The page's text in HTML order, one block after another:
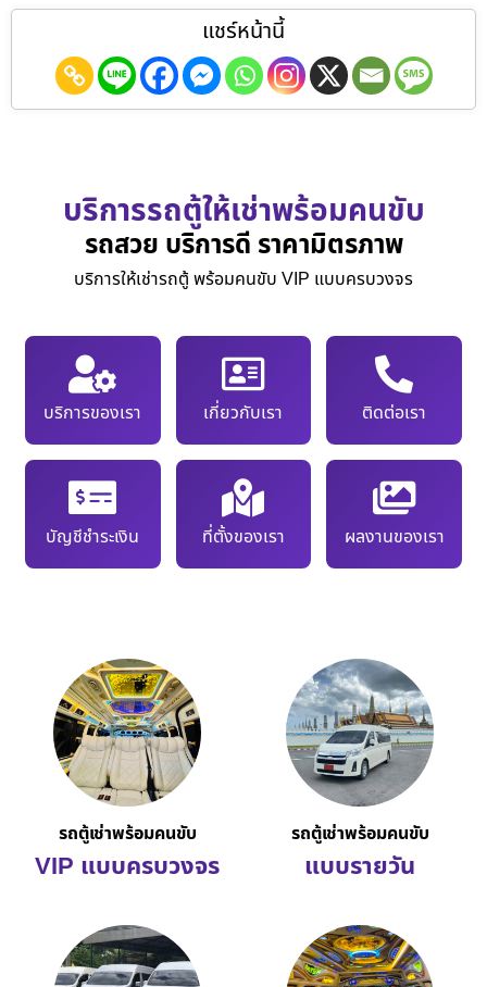
แชร์หน้านี้
บริการรถตู้ให้เช่าพร้อมคนขับ
รถสวย บริการดี ราคามิตรภาพ
บริการให้เช่ารถตู้ พร้อมคนขับ VIP แบบครบวงจร
บริการของเรา เกี่ยวกับเรา ติดต่อเรา
บัญชีชำระเงิน ที่ตั้งของเรา ผลงานของเรา
รถตู้เช่าพร้อมคนขับ
VIP แบบครบวงจร
รถตู้เช่าพร้อมคนขับ
แบบรายวัน